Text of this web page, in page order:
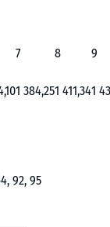
7 8
9
1 384,251 411,341
92, 95